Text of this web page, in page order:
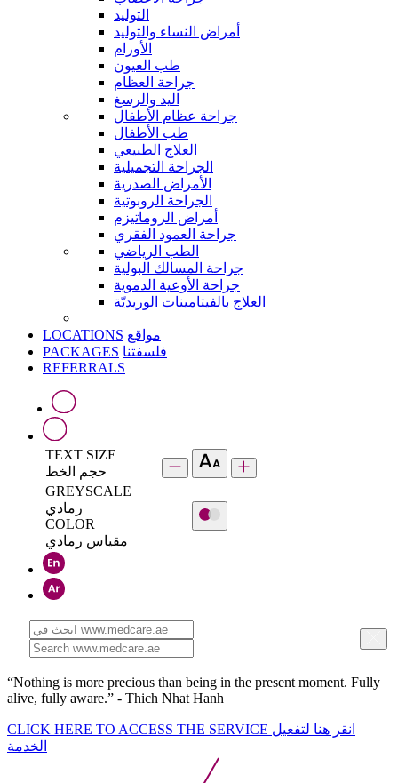
التوليد
أمراض النساء والتوليد
الأورام
طب العيون
جراحة العظام
اليد والرسغ
جراحة عظام الأطفال
طب الأطفال
العلاج الطبيعي
الجراحة التجميلية
الأمراض الصدرية
الجراحة الروبوتية
أمراض الروماتيزم
جراحة العمود الفقري
الطب الرياضي
جراحة المسالك البولية
جراحة الأوعية الدموية
العلاج بالفيتامينات الوريديّة
LOCATIONS مواقع
PACKAGES فلسفتنا
REFERRALS
TEXT SIZE
حجم الخط
GREYSCALE
رمادي
COLOR
مقياس رمادي
“Nothing is more precious than being in the present moment. Fully
alive, fully aware.” - Thich Nhat Hanh
CLICK HERE TO ACCESS THE SERVICE انقر هنا لتفعيل
الخدمة